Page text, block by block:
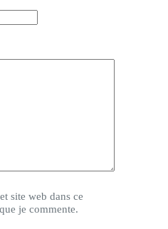
site web dans ce
je commente.